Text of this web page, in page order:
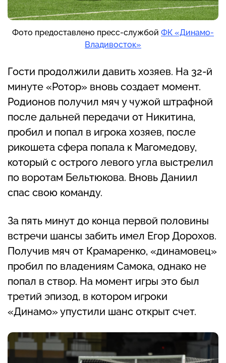
Фото предоставлено пресс-службой ФК «Динамо-
Владивосток»
Гости продолжили давить хозяев. На 32-й
минуте «Ротор» вновь создает момент.
Родионов получил мяч у чужой штрафной
после дальней передачи от Никитина,
пробил и попал в игрока хозяев, после
рикошета сфера попала к Магомедову,
который с острого левого угла выстрелил
по воротам Бельтюкова. Вновь Даниил
спас свою команду.
За пять минут до конца первой половины
встречи шансы забить имел Егор Дорохов.
Получив мяч от Крамаренко, «динамовец»
пробил по владениям Самока, однако не
попал в створ. На момент игры это был
третий эпизод, в котором игроки
«Динамо» упустили шанс открыт счет.